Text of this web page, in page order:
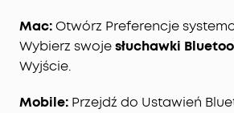
Mac:Otwórz Preferencje
Wybierz swojesłuchawki
Wyjście.
Mobile: Przejdź do Ustawień